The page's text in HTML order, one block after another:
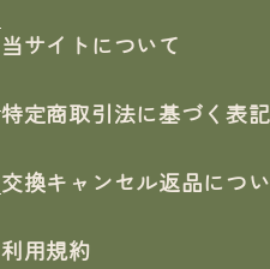
当サイトについて
特定商取引法に基づく表記
交換キャンセル返品につ
利用規約